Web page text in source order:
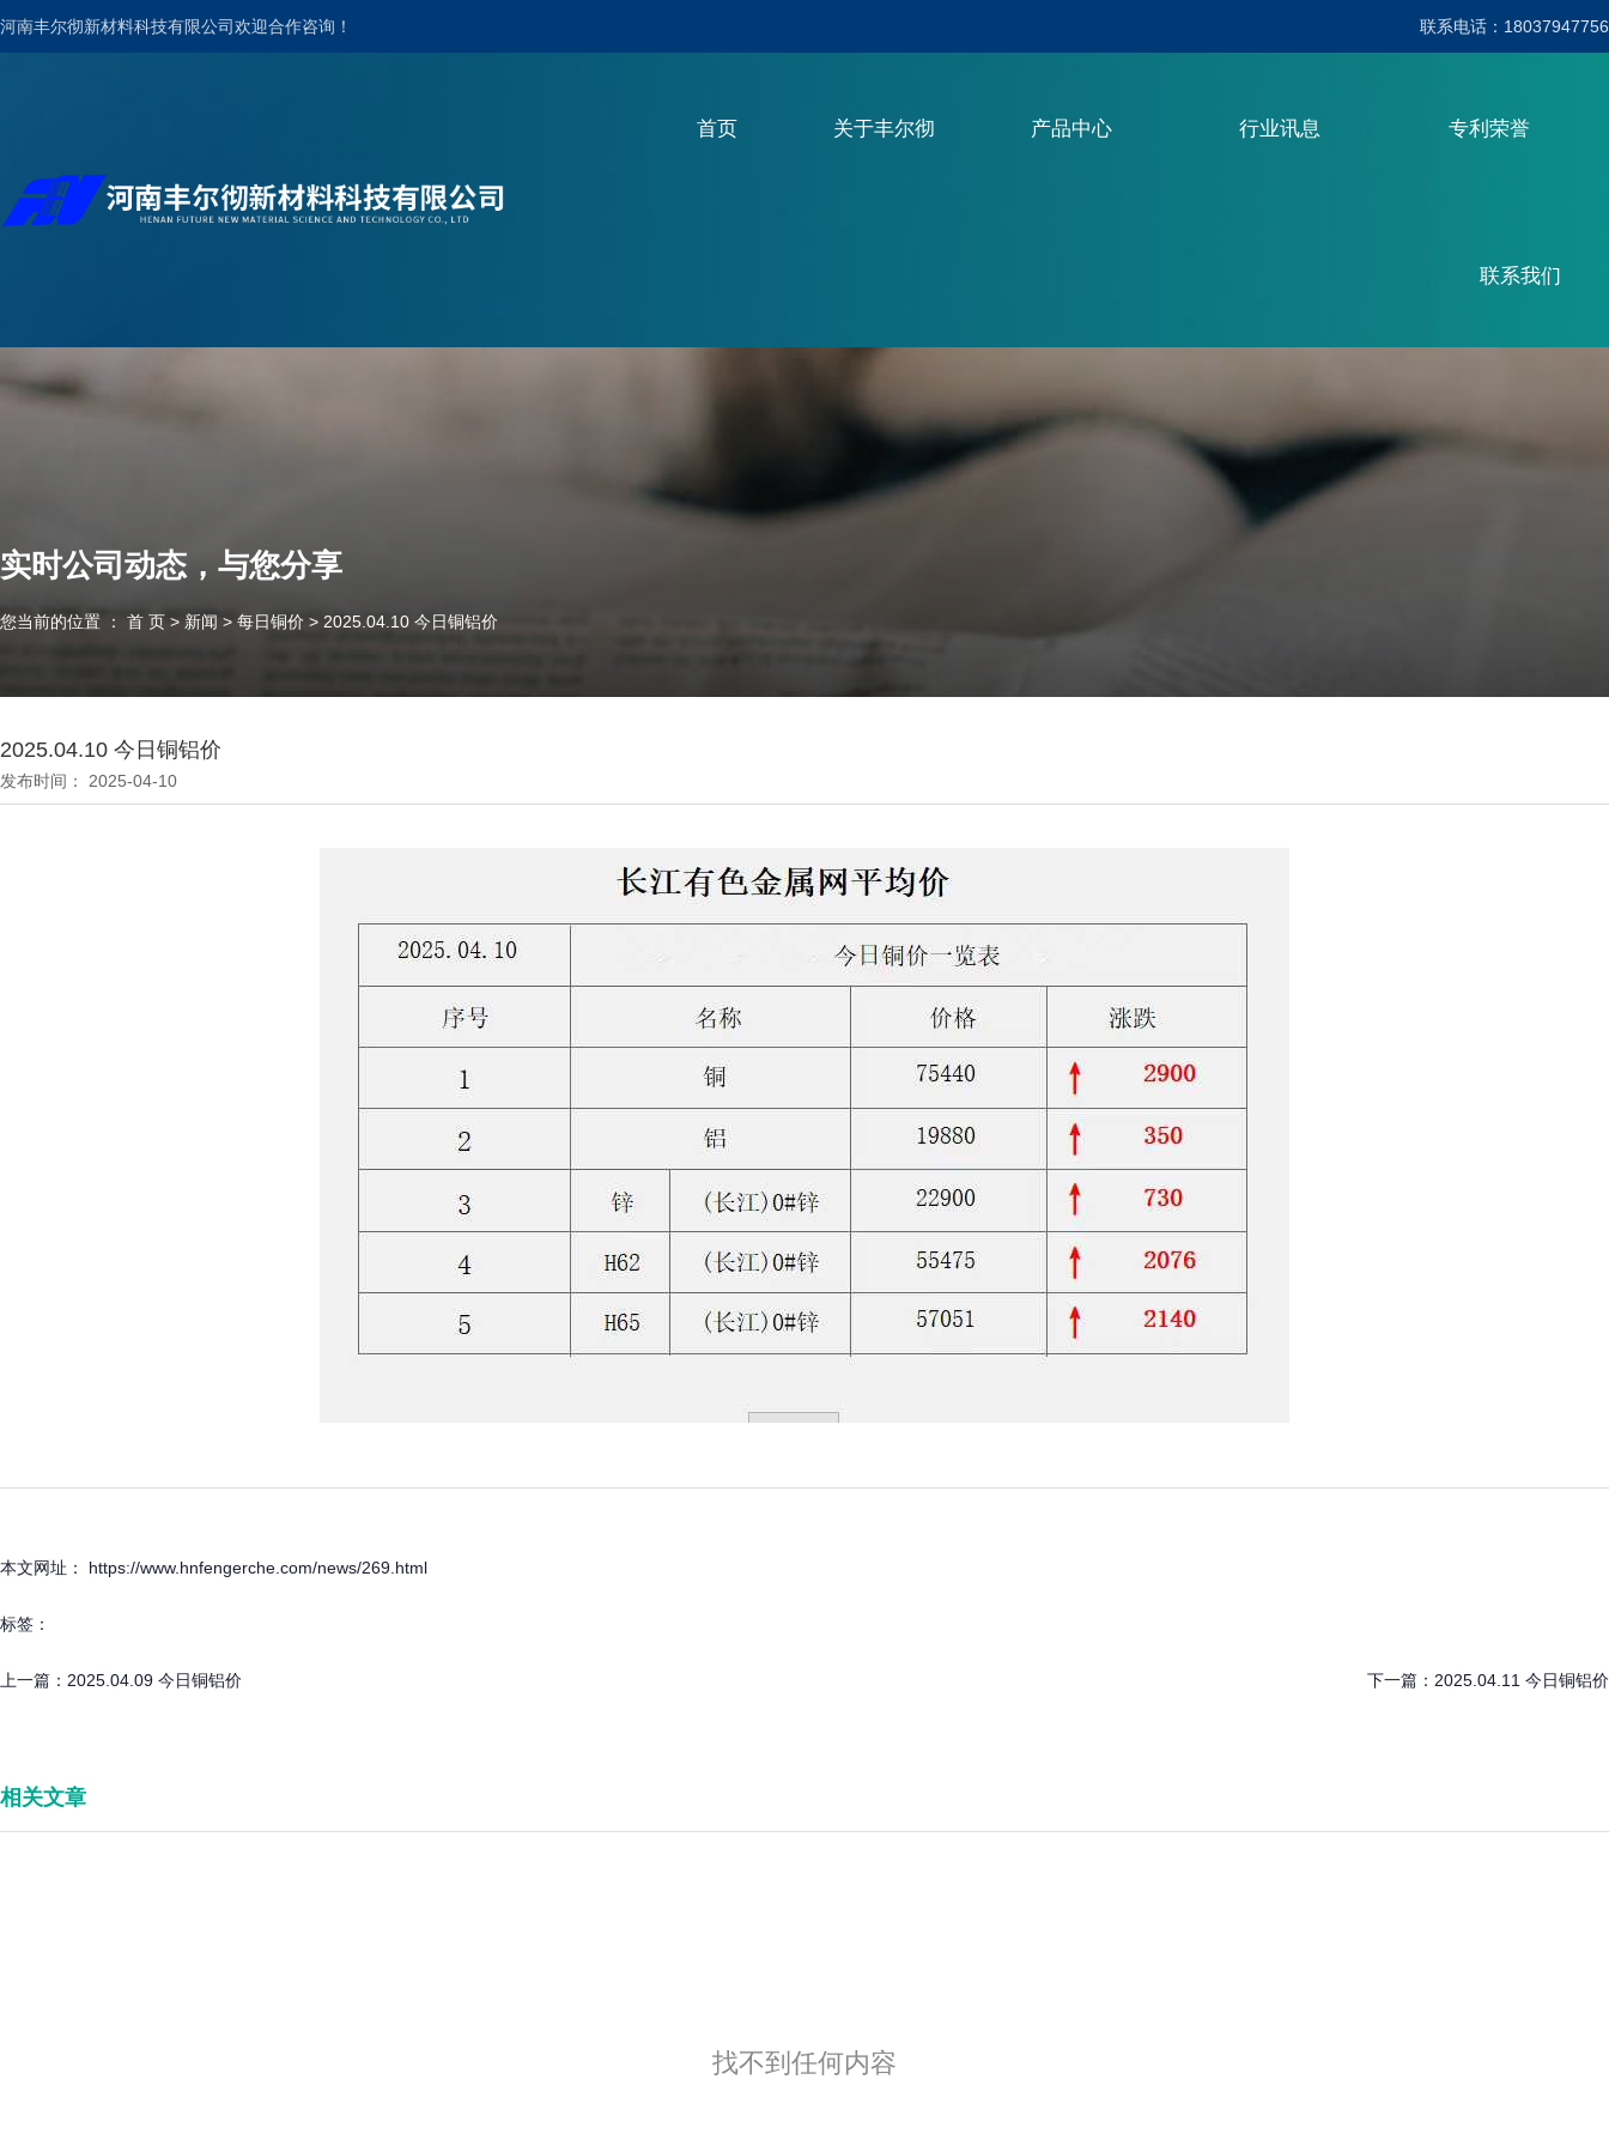
河南丰尔彻新材料科技有限公司欢迎合作咨询！ 联系电话：18037947756
首页 关于丰尔彻 产品中心 行业讯息 专利荣誉
联系我们
实时公司动态，与您分享
您当前的位置 ： 首 页 > 新闻 > 每日铜价 > 2025.04.10 今日铜铝价
2025.04.10 今日铜铝价
发布时间： 2025-04-10
本文网址： https://www.hnfengerche.com/news/269.html
标签：
上一篇： 2025.04.09 今日铜铝价 下一篇： 2025.04.11 今日铜铝价
相关文章
找不到任何内容